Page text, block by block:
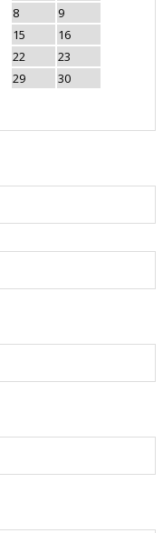
8
9
15
16
22
23
29
30